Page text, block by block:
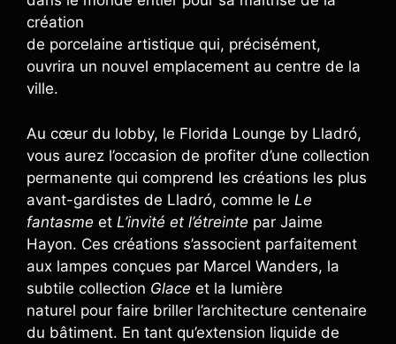
création
de porcelaine artistique qui, précisément,
ouvrira un nouvel emplacement au centre de la
ville.
Au cœur du lobby, le Florida Lounge by Lladró,
vous aurez l’occasion de profiter d’une collection
permanente qui comprend les créations les plus
avant-gardistes de Lladró, comme le Le
fantasme et L’invité et l’étreinte par Jaime
Hayon. Ces créations s’associent parfaitement
aux lampes conçues par Marcel Wanders, la
subtile collection Glace et la lumière
naturel pour faire briller l’architecture centenaire
du bâtiment. En tant qu’extension liquide de